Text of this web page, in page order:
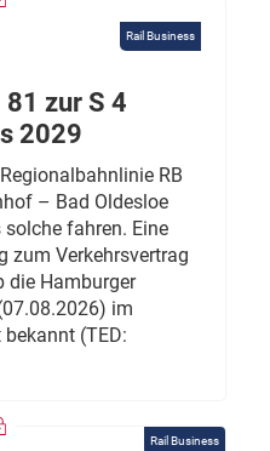
Rail Business
81 zur S 4
2029
RB
– Bad Oldesloe
fahren. Eine
zum Verkehrsvertrag
die Hamburger
im
(TED:
Rail Business